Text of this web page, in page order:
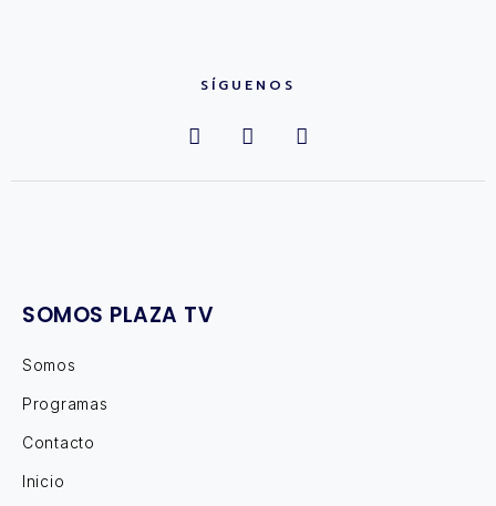
SÍGUENOS
SOMOS PLAZA TV
Somos
Programas
Contacto
Inicio